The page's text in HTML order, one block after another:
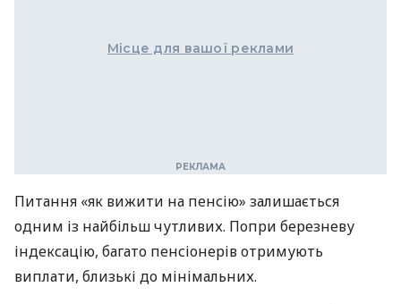
Місце для вашої реклами
Питання «як вижити на пенсію» залишається
одним із найбільш чутливих. Попри березневу
індексацію, багато пенсіонерів отримують
виплати, близькі до мінімальних.